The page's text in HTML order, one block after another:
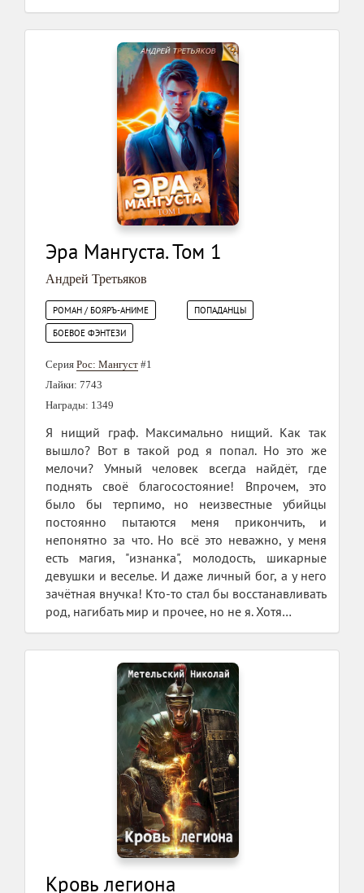
Эра Мангуста. Том 1
Андрей Третьяков
РОМАН / БОЯРЪ-АНИМЕ
ПОПАДАНЦЫ
БОЕВОЕ ФЭНТЕЗИ
Серия Рос: Мангуст #1
Лайки: 7743
Награды: 1349
Я нищий граф. Максимально нищий. Как так
вышло? Вот в такой род я попал. Но это же
мелочи? Умный человек всегда найдёт, где
поднять своё благосостояние! Впрочем, это
было бы терпимо, но неизвестные убийцы
постоянно пытаются меня прикончить, и
непонятно за что. Но всё это неважно, у меня
есть магия, "изнанка", молодость, шикарные
девушки и веселье. И даже личный бог, а у него
зачётная внучка! Кто-то стал бы восстанавливать
род, нагибать мир и прочее, но не я. Хотя…
Кровь легиона